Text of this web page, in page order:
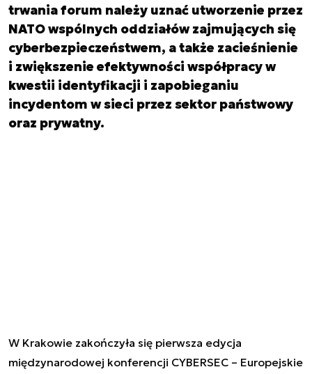
trwania forum należy uznać utworzenie przez
NATO wspólnych oddziałów zajmujących się
cyberbezpieczeństwem, a także zacieśnienie
i zwiększenie efektywności współpracy w
kwestii identyfikacji i zapobieganiu
incydentom w sieci przez sektor państwowy
oraz prywatny.
W Krakowie zakończyła się pierwsza edycja
międzynarodowej konferencji CYBERSEC – Europejskie